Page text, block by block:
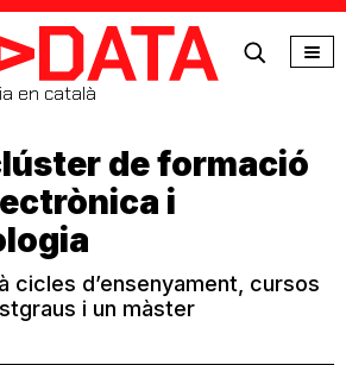
en català
de formació
i
cicles d’ensenyament, cursos
i un màster